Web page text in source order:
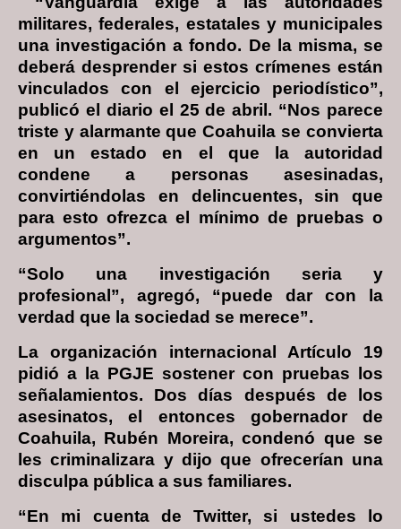
militares, federales, estatales y municipales
una investigación a fondo. De la misma, se
deberá desprender si estos crímenes están
vinculados con el ejercicio periodístico”,
publicó el diario el 25 de abril. “Nos parece
triste y alarmante que Coahuila se convierta
en un estado en el que la autoridad
condene a personas asesinadas,
convirtiéndolas en delincuentes, sin que
para esto ofrezca el mínimo de pruebas o
argumentos”.
“Solo una investigación seria y
profesional”, agregó, “puede dar con la
verdad que la sociedad se merece”.
La organización internacional Artículo 19
pidió a la PGJE sostener con pruebas los
señalamientos. Dos días después de los
asesinatos, el entonces gobernador de
Coahuila, Rubén Moreira, condenó que se
les criminalizara y dijo que ofrecerían una
disculpa pública a sus familiares.
“En mi cuenta de Twitter, si ustedes lo